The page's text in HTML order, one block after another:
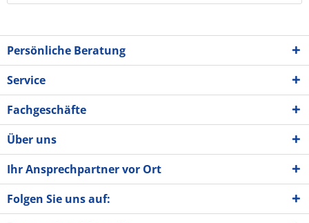
Persönliche Beratung
Service
Fachgeschäfte
Über uns
Ihr Ansprechpartner vor Ort
Folgen Sie uns auf: